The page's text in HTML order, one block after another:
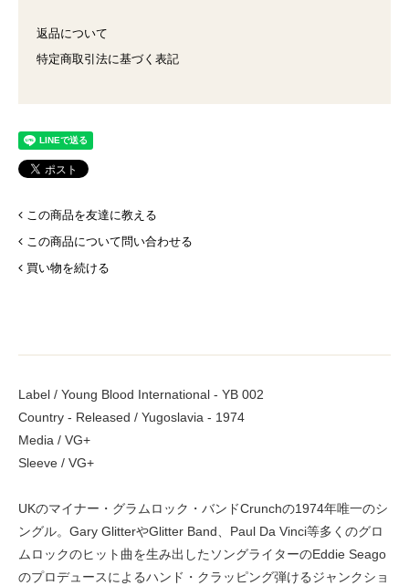
返品について
特定商取引法に基づく表記
この商品を友達に教える
この商品について問い合わせる
買い物を続ける
Label / Young Blood International - YB 002
Country - Released / Yugoslavia - 1974
Media / VG+
Sleeve / VG+
UKのマイナー・グラムロック・バンドCrunchの1974年唯一のシ
ングル。Gary GlitterやGlitter Band、Paul Da Vinci等多くのグロ
ムロックのヒット曲を生み出したソングライターのEddie Seago
のプロデュースによるハンド・クラッピング弾けるジャンクショ